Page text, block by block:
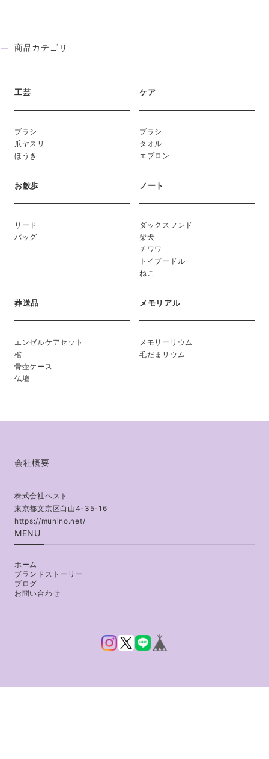
商品カテゴリ
工芸
ブラシ
爪ヤスリ
ほうき
ケア
ブラシ
タオル
エプロン
お散歩
リード
バッグ
ノート
ダックスフンド
柴犬
チワワ
トイプードル
ねこ
葬送品
エンゼルケアセット
棺
骨壷ケース
仏壇
メモリアル
メモリーリウム
毛だまリウム
会社概要
株式会社ベスト
東京都文京区白山4-35-16
https://munino.net/
MENU
ホーム
ブランドストーリー
ブログ
お問い合わせ